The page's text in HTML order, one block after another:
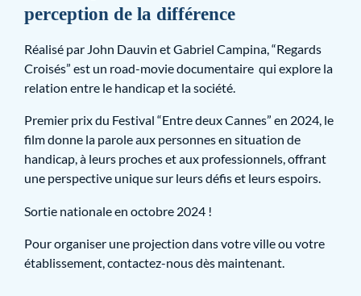
perception de la différence
Réalisé par John Dauvin et Gabriel Campina, “Regards
Croisés” est un road-movie documentaire qui explore la
relation entre le handicap et la société.
Premier prix du Festival “Entre deux Cannes” en 2024, le
film donne la parole aux personnes en situation de
handicap, à leurs proches et aux professionnels, offrant
une perspective unique sur leurs défis et leurs espoirs.
Sortie nationale en octobre 2024 !
Pour organiser une projection dans votre ville ou votre
établissement, contactez-nous dès maintenant.